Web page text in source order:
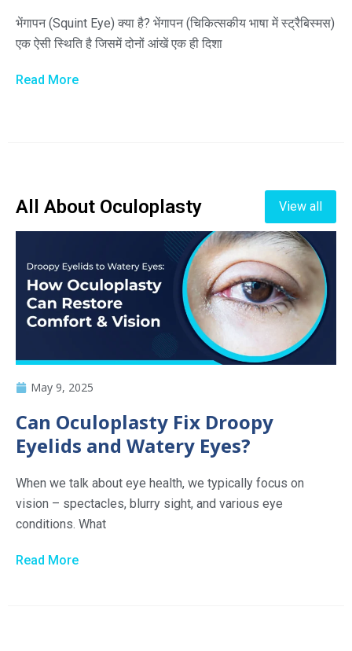
भेंगापन (Squint Eye) क्या है? भेंगापन (चिकित्सकीय भाषा में स्ट्रैबिस्मस)
एक ऐसी स्थिति है जिसमें दोनों आंखें एक ही दिशा
Read More
All About Oculoplasty View all
May 9, 2025
Can Oculoplasty Fix Droopy
Eyelids and Watery Eyes?
When we talk about eye health, we typically focus on
vision – spectacles, blurry sight, and various eye
conditions. What
Read More